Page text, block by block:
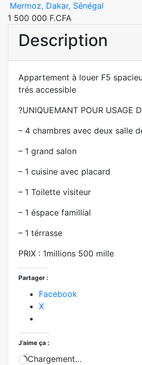
Mermoz, Dakar, Sénégal
1 500 000 F.CFA
Description
Appartement à louer F5
trés accessible
?UNIQUEMANT POUR USAGE
– 4 chambres avec deux salle
– 1 grand salon
– 1 cuisine avec placard
– 1 Toilette visiteur
– 1 éspace famillial
– 1 térrasse
PRIX : 1millions 500 mille
Partager :
Facebook
X
J’aime ça :
Chargement…